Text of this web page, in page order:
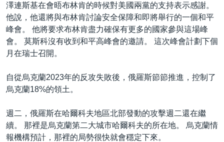
澤連斯基在會晤布林肯的時候對美國兩黨的支持表示感謝。
他說，他還將與布林肯討論安全保障和即將舉行的一個和平
峰會。 他將要求布林肯盡力確保有更多的國家參與這場峰
會。 莫斯科沒有收到和平高峰會的邀請。 這次峰會計劃下個
月在瑞士召開。
自從烏克蘭2023年的反攻失敗後，俄羅斯節節推進，控制了
烏克蘭18%的領土。
週二，俄羅斯在哈爾科夫地區北部發動的攻擊週二還在繼
續。 那裡是烏克蘭第二大城市哈爾科夫的所在地。 烏克蘭情
報機構預計，那裡的局勢很快就會穩定下來。